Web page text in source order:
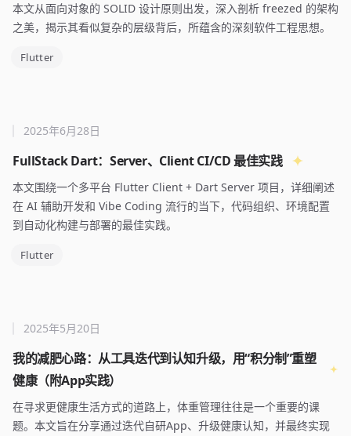
本文从面向对象的 SOLID 设计原则出发，深入剖析 freezed 的架构
之美，揭示其看似复杂的层级背后，所蕴含的深刻软件工程思想。
Flutter
FullStack Dart：Server、Client CI/CD 最佳实践
2025年6月28日
本文围绕一个多平台 Flutter Client + Dart Server 项目，详细阐述
在 AI 辅助开发和 Vibe Coding 流行的当下，代码组织、环境配置
到自动化构建与部署的最佳实践。
Flutter
我的减肥心路：从工具迭代到认知升级，用“积分制”重塑
健康（附App实践）
2025年5月20日
在寻求更健康生活方式的道路上，体重管理往往是一个重要的课
题。本文旨在分享通过迭代自研App、升级健康认知，并最终实现